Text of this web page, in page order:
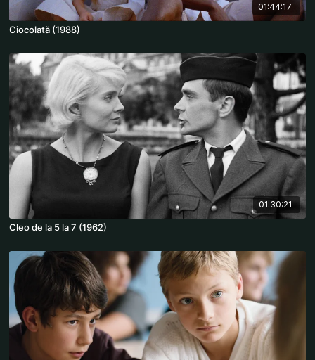
01:44:17
Ciocolată (1988)
01:30:21
Cleo de la 5 la 7 (1962)